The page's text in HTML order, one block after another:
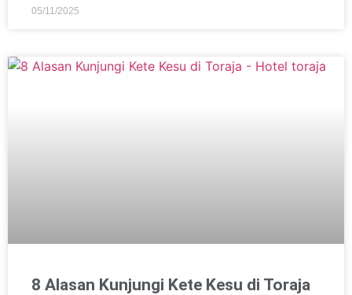
05/11/2025
8 Alasan Kunjungi Kete Kesu di Toraja